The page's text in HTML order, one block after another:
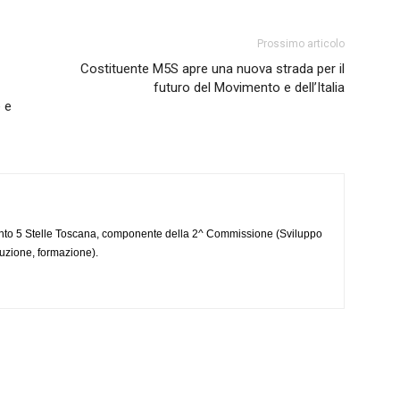
e
Prossimo articolo
Costituente M5S apre una nuova strada per il
futuro del Movimento e dell’Italia
5 Stelle Toscana, componente della 2^ Commissione (Sviluppo
formazione).